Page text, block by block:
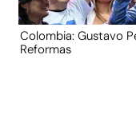
Colombia: Gustavo
Reformas